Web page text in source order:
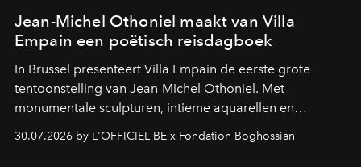
Jean-Michel Othoniel maakt van Villa
Empain een poëtisch reisdagboek
In Brussel presenteert Villa Empain de eerste grote
tentoonstelling van Jean-Michel Othoniel. Met
monumentale sculpturen, intieme aquarellen en
een emotionele reis waarin elk werk de herinnering
30.07.2026 by L'OFFICIEL BE x Fondation Boghossian